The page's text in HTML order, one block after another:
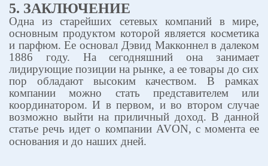
5. ЗАКЛЮЧЕНИЕ
Одна из старейших сетевых компаний в мире,
основным продуктом которой является косметика
и парфюм. Ее основал Дэвид Макконнел в далеком
1886 году. На сегодняшний она занимает
лидирующие позиции на рынке, а ее товары до сих
пор обладают высоким качеством. В рамках
компании можно стать представителем или
координатором. И в первом, и во втором случае
возможно выйти на приличный доход. В данной
статье речь идет о компании AVON, с момента ее
основания и до наших дней.